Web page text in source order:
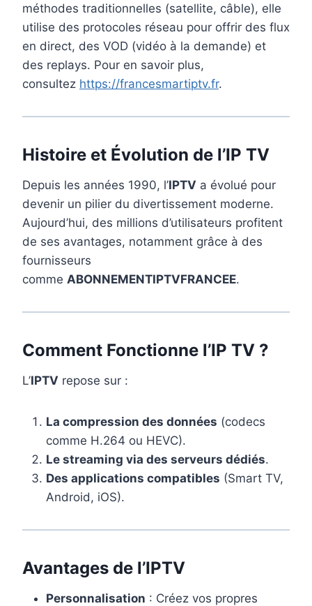
méthodes traditionnelles (satellite, câble), elle
utilise des protocoles réseau pour offrir des flux
en direct, des VOD (vidéo à la demande) et
des replays. Pour en savoir plus,
consultez https://francesmartiptv.fr.
Histoire et Évolution de l’IP TV
Depuis les années 1990, l’IPTV a évolué pour
devenir un pilier du divertissement moderne.
Aujourd’hui, des millions d’utilisateurs profitent
de ses avantages, notamment grâce à des
fournisseurs
comme ABONNEMENTIPTVFRANCEE.
Comment Fonctionne l’IP TV ?
L’IPTV repose sur :
La compression des données (codecs
comme H.264 ou HEVC).
Le streaming via des serveurs dédiés.
Des applications compatibles (Smart TV,
Android, iOS).
Avantages de l’IPTV
Personnalisation : Créez vos propres